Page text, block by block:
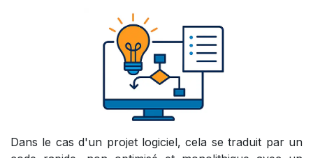
Dans le cas d'un projet logiciel, cela se traduit par un